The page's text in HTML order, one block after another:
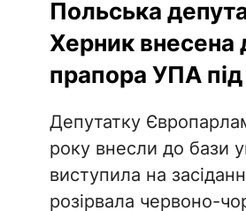
Польська
Херник внесена
прапора УПА
Депутатку
року внесли до бази
виступила на
розірвала червоно-